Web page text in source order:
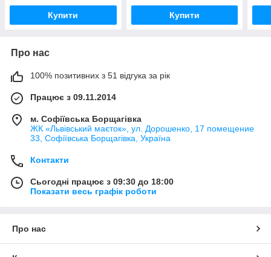
декорування
28х19.5х(4)см декоративні
Купити
декорування
28.5х24х(4)см декоративні
Купити
Про нас
100% позитивних з 51 відгука за рік
Працює з 09.11.2014
м. Софіївська Борщагівка
ЖК «Львівський маєток», ул. Дорошенко, 17 помещение
33, Софіївська Борщагівка, Україна
Контакти
Сьогодні працює з 09:30 до 18:00
Показати весь графік роботи
Про нас